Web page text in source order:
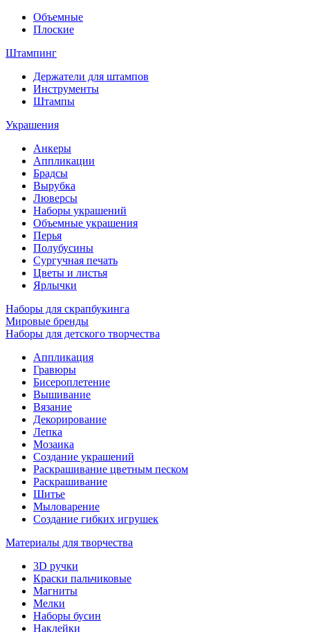
Объемные
Плоские
Штампинг
Держатели для штампов
Инструменты
Штампы
Украшения
Анкеры
Аппликации
Брадсы
Вырубка
Люверсы
Наборы украшений
Объемные украшения
Перья
Полубусины
Сургучная печать
Цветы и листья
Ярлычки
Наборы для скрапбукинга
Мировые бренды
Наборы для детского творчества
Аппликация
Гравюры
Бисероплетение
Вышивание
Вязание
Декорирование
Лепка
Мозаика
Создание украшений
Раскрашивание цветным песком
Раскрашивание
Шитье
Мыловарение
Создание гибких игрушек
Материалы для творчества
3D ручки
Краски пальчиковые
Магниты
Мелки
Наборы бусин
Наклейки